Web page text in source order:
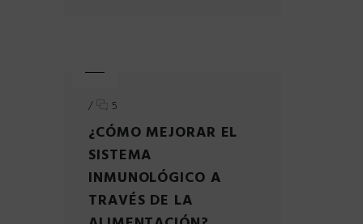
/ 5
¿CÓMO MEJORAR EL
SISTEMA
INMUNOLÓGICO A
TRAVÉS DE LA